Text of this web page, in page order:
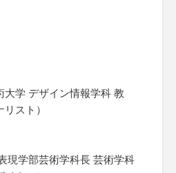
大学 デザイン情報学科 教
スト）
現学部芸術学科長 芸術学科